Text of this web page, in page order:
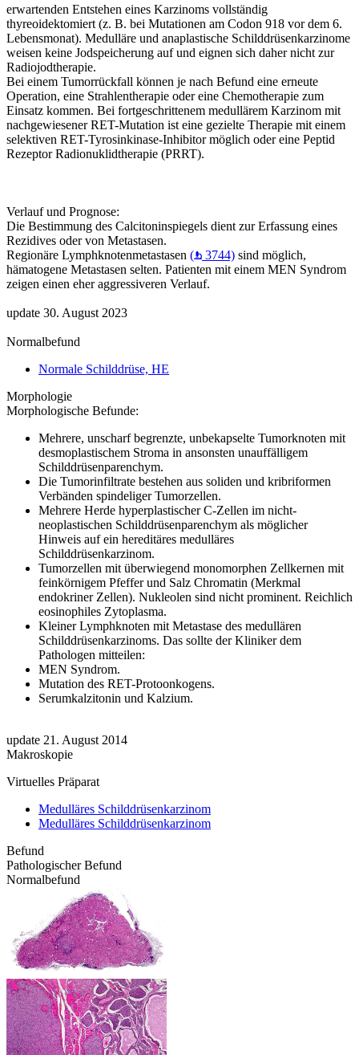
erwartenden Entstehen eines Karzinoms vollständig
thyreoidektomiert (z. B. bei Mutationen am Codon 918 vor dem 6.
Lebensmonat). Medulläre und anaplastische Schilddrüsenkarzinome
weisen keine Jodspeicherung auf und eignen sich daher nicht zur
Radiojodtherapie.
Bei einem Tumorrückfall können je nach Befund eine erneute
Operation, eine Strahlentherapie oder eine Chemotherapie zum
Einsatz kommen. Bei fortgeschrittenem medullärem Karzinom mit
nachgewiesener RET-Mutation ist eine gezielte Therapie mit einem
selektiven RET-Tyrosinkinase-Inhibitor möglich oder eine Peptid
Rezeptor Radionuklidtherapie (PRRT).
Verlauf und Prognose:
Die Bestimmung des Calcitoninspiegels dient zur Erfassung eines
Rezidives oder von Metastasen.
Regionäre Lymphknotenmetastasen ( 3744) sind möglich,
hämatogene Metastasen selten. Patienten mit einem MEN Syndrom
zeigen einen eher aggressiveren Verlauf.
update 30. August 2023
Normalbefund
Normale Schilddrüse, HE
Morphologie
Morphologische Befunde:
Mehrere, unscharf begrenzte, unbekapselte Tumorknoten mit
desmoplastischem Stroma in ansonsten unauffälligem
Schilddrüsenparenchym.
Die Tumorinfiltrate bestehen aus soliden und kribriformen
Verbänden spindeliger Tumorzellen.
Mehrere Herde hyperplastischer C-Zellen im nicht-
neoplastischen Schilddrüsenparenchym als möglicher
Hinweis auf ein hereditäres medulläres
Schilddrüsenkarzinom.
Tumorzellen mit überwiegend monomorphen Zellkernen mit
feinkörnigem Pfeffer und Salz Chromatin (Merkmal
endokriner Zellen). Nukleolen sind nicht prominent. Reichlich
eosinophiles Zytoplasma.
Kleiner Lymphknoten mit Metastase des medullären
Schilddrüsenkarzinoms. Das sollte der Kliniker dem
Pathologen mitteilen:
MEN Syndrom.
Mutation des RET-Protoonkogens.
Serumkalzitonin und Kalzium.
update 21. August 2014
Makroskopie
Virtuelles Präparat
Medulläres Schilddrüsenkarzinom
Medulläres Schilddrüsenkarzinom
Befund
Pathologischer Befund
Normalbefund